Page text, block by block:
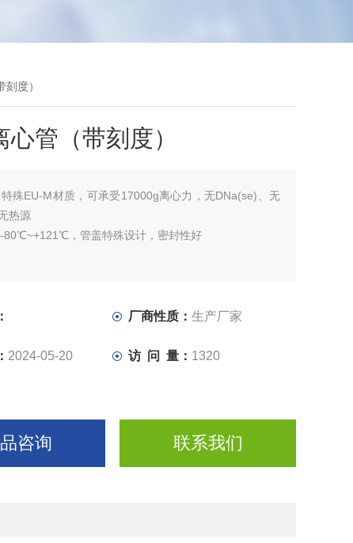
度）
心管（带刻度）
特殊EU-M材质，可承受17000g离心力，无DNa(se)、无
热源
80℃~+121℃，管盖特殊设计，密封性好
厂商性质：生产厂家
2024-05-20 访 问 量： 1320
咨询 联系我们